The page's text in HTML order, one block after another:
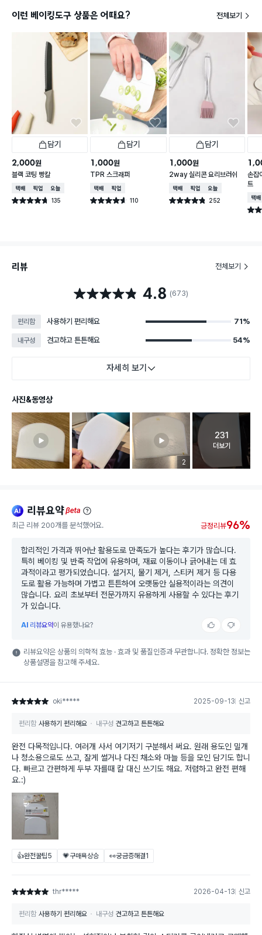
이런 베이킹도구 상품은 어때요? 전체보기
담기
2,000원
블랙 코팅 빵칼
택배배송매장픽업오늘배송
별점 4.7점 135
건 작성
담기
1,000원
TPR 스크래퍼
택배배송매장픽업
별점 4.6점 110
건 작성
담기
1,000원
2way 실리콘 요리브러쉬
택배배송매장픽업오늘배송
별점 4.8점 252
건 작성
손잡
트
택배
별점
리뷰 전체보기
별점 4.8점 4.8 (673)
편리함 사용하기 편리해요 71%
내구성 견고하고 튼튼해요 54%
자세히 보기
사진&동영상
리뷰 이미지 등록 개수
2
고객 리뷰
231
더보기
ai 리뷰요약beta
최근 리뷰 200개를 분석했어요. 긍정리뷰96%
합리적인 가격과 뛰어난 활용도로 만족도가 높다는 후기가 많습니다.
특히 베이킹 및 반죽 작업에 유용하며, 재료 이동이나 긁어내는 데 효
과적이라고 평가되었습니다. 설거지, 물기 제거, 스티커 제거 등 다용
도로 활용 가능하며 가볍고 튼튼하여 오랫동안 실용적이라는 의견이
많습니다. 요리 초보부터 전문가까지 유용하게 사용할 수 있다는 후기
가 있습니다.
AI 리뷰요약이 유용했나요?
리뷰요약은 상품의 의학적 효능 · 효과 및 품질인증과 무관합니다. 정확한 정보는
상품설명을 참고해 주세요.
별점 5점 oki***** 2025-09-13 신고
편리함 사용하기 편리해요 내구성 견고하고 튼튼해요
완전 다목적입니다. 여러개 사서 여기저기 구분해서 써요. 원래 용도인 밀개
나 청소용으로도 쓰고, 잘게 썰거나 다진 채소와 마늘 등을 모인 담기도 합니
다. 빠르고 간편하게 두부 자를때 칼 대신 쓰기도 해요. 저렴하고 완전 편해
요.:)
👍완전꿀팁5 💗구매욕상승 👀궁금증해결1
별점 5점 thr***** 2026-04-13 신고
편리함 사용하기 편리해요 내구성 견고하고 튼튼해요